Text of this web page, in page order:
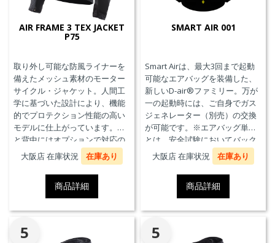
AIR FRAME 3 TEX JACKET
P75
取り外し可能な防風ライナーを
備えたメッシュ素材のモーター
サイクル・ジャケット。人間工
学に基づいた設計により、機能
的でプロテクション性能の高い
モデルに仕上がっています。胸
と背中にはオプションで対応の
プロテクターを装着することが
できます。また、防水の内ポケ
ット、EN17092クラスA認証、パ
ンツと接続可能なファスナーを
備えています。
大阪店 在庫状況 在庫あり
商品詳細
SMART AIR 001
Smart Airは、最大3回まで起動
可能なエアバッグを装備した、
新しいD-air®ファミリー。万が
一の起動時には、ご自身でガス
ジェネレーター（別売）の交換
が可能です。※エアバッグ単体
とは、安全試験においてバック
プロテクターとの併用を必要と
せず、エアバッグことを指しま
大阪店 在庫状況 在庫あり
商品詳細
5 5